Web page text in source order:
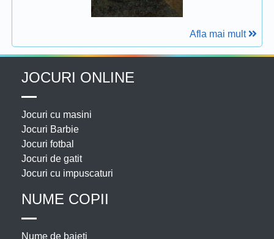
Afla mai mult
JOCURI ONLINE
Jocuri cu masini
Jocuri Barbie
Jocuri fotbal
Jocuri de gatit
Jocuri cu impuscaturi
NUME COPII
Nume de baieti